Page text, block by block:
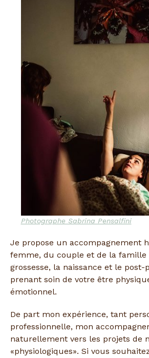
Photographe Sabrina Pensalfini
Je propose un accompagnement
femme, du couple et de la
grossesse, la naissance et le post-
prenant soin de votre être
émotionnel.
De part mon expérience, tant
professionnelle, mon
naturellement vers les projets de
«physiologiques». Si vous